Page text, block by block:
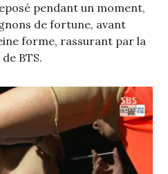
pendant un moment,
de fortune, avant
forme, rassurant par la
BTS.